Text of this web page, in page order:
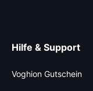
Hilfe & Support
Voghion Gutschein